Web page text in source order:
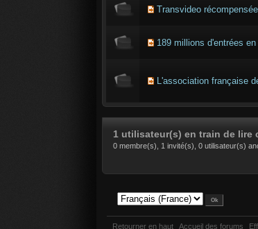
Transvideo
189 millions d'entrées
L'association française
1 utilisateur(s) en train de lire
0 membre(s), 1 invité(s), 0 utilisateur(s)
Retourner en haut Accueil des forums